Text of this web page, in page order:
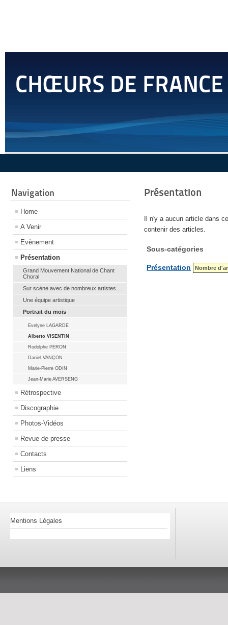
CHŒURS DE FRANCE
Navigation
Home
A Venir
Evènement
Présentation
Grand Mouvement National de Chant
Choral
Sur scène avec de nombreux artistes....
Une équipe artistique
Portrait du mois
Evelyne LAGARDE
Alberto VISENTIN
Rodolphe PERON
Daniel VANÇON
Marie-Pierre ODIN
Jean-Marie AVERSENG
Rétrospective
Discographie
Photos-Vidéos
Revue de presse
Contacts
Liens
Présentation
Il n'y a aucun article dans
contenir des articles.
Sous-catégories
Présentation Nombre
Mentions Légales